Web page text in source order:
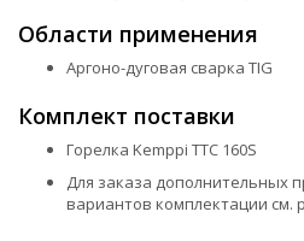
Области применения
Аргоно-дуговая сварка TIG
Комплект поставки
Горелка Kemppi TTC 160S
Для заказа дополнительных
вариантов комплектации см.